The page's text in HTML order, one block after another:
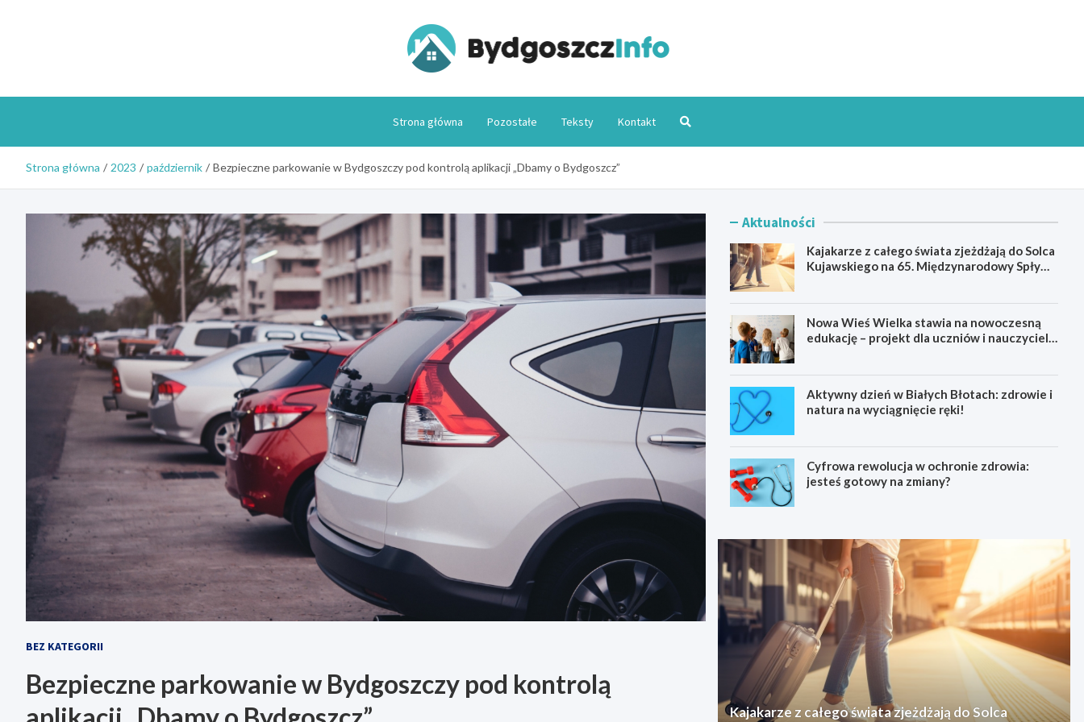
Strona główna Pozostałe Teksty Kontakt
Strona główna 2023 październik Bezpieczne parkowanie w Bydgoszczy pod kontrolą aplikacji „Dbamy o Bydgoszcz”
BEZ KATEGORII
Bezpieczne parkowanie w Bydgoszczy pod kontrolą
Aktualności
Kajakarze z całego świata zjeżdżają do Solca
Kujawskiego na 65. Międzynarodowy Spływ
Nowa Wieś Wielka stawia na nowoczesną
edukację – projekt dla uczniów i nauczycieli
Aktywny dzień w Białych Błotach: zdrowie i
natura na wyciągnięcie ręki!
Cyfrowa rewolucja w ochronie zdrowia:
jesteś gotowy na zmiany?
Kajakarze z całego świata zjeżdżają do Solca